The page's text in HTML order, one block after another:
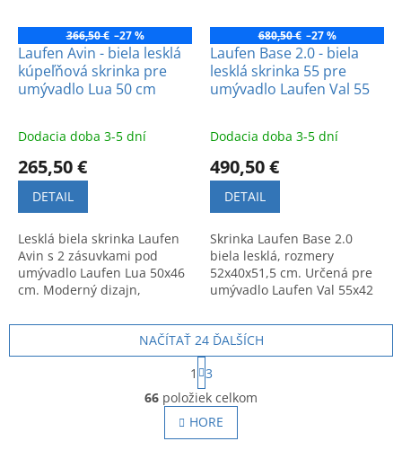
366,50 € –27 %
Laufen Avin - biela lesklá
kúpeľňová skrinka pre
umývadlo Lua 50 cm
Dodacia doba 3-5 dní
265,50 €
DETAIL
Lesklá biela skrinka Laufen
Avin s 2 zásuvkami pod
umývadlo Laufen Lua 50x46
cm. Moderný dizajn,
Kvalitný a elegantný
680,50 € –27 %
Laufen Base 2.0 - biela
lesklá skrinka 55 pre
umývadlo Laufen Val 55
Dodacia doba 3-5 dní
490,50 €
DETAIL
Skrinka Laufen Base 2.0
biela lesklá, rozmery
52x40x51,5 cm. Určená pre
umývadlo Laufen Val 55x42
nemecká kvalita.
O
v
l
á
NAČÍTAŤ 24 ĎALŠÍCH
S
t
r
á
n
k
1
3
66 položiek celkom
HORE